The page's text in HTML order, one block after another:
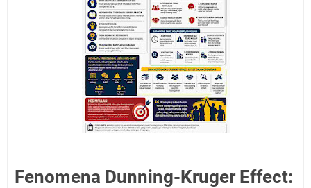
Fenomena Dunning-Kruger Effect: